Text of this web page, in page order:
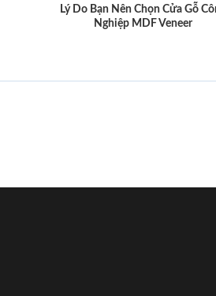
Lý Do Bạn Nên Chọn Cửa Gỗ
Nghiệp MDF Veneer